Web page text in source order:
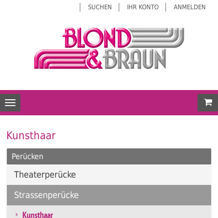
SUCHEN IHR KONTO ANMELDEN
Toggle navigation
Kunsthaar
Perücken
Theaterperücke
Strassenperücke